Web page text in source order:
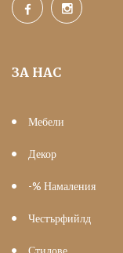
ЗА НАС
Мебели
Декор
-% Намаления
Честърфийлд
Стилове